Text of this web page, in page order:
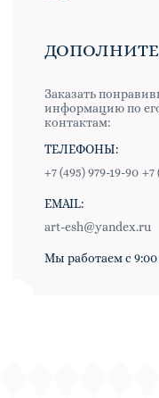
Заказать
информацию по
контактам:
ТЕЛЕФОНЫ:
+7 (495) 979-19-90 +7
EMAIL:
art-esh@yandex.ru
Мы работаем с